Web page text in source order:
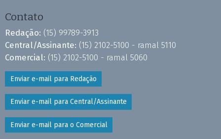
Contato
Redação: (15) 99789-3913
Central/Assinante: (15) 2102-5100 - ramal 5110
Comercial: (15) 2102-5100 - ramal 5060
Enviar e-mail para Redação
Enviar e-mail para Central/Assinante
Enviar e-mail para o Comercial